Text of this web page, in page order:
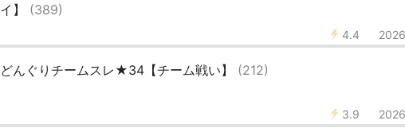
イ】 (389)
4.4
どんぐりチームスレ★34【チーム戦い】 (212)
3.9